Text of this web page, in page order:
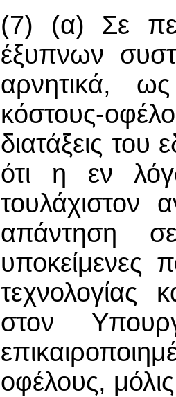
(7) (α) Σε
έξυπνων
αρνητικά,
κόστους-
διατάξεις
ότι η εν
τουλάχιστον
απάντηση
υποκείμενες
τεχνολογίας
στον
οφέλους,